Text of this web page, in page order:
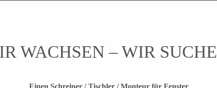
WACHSEN – WIR
Einen Schreiner / Tischler / Monteur für Fenster